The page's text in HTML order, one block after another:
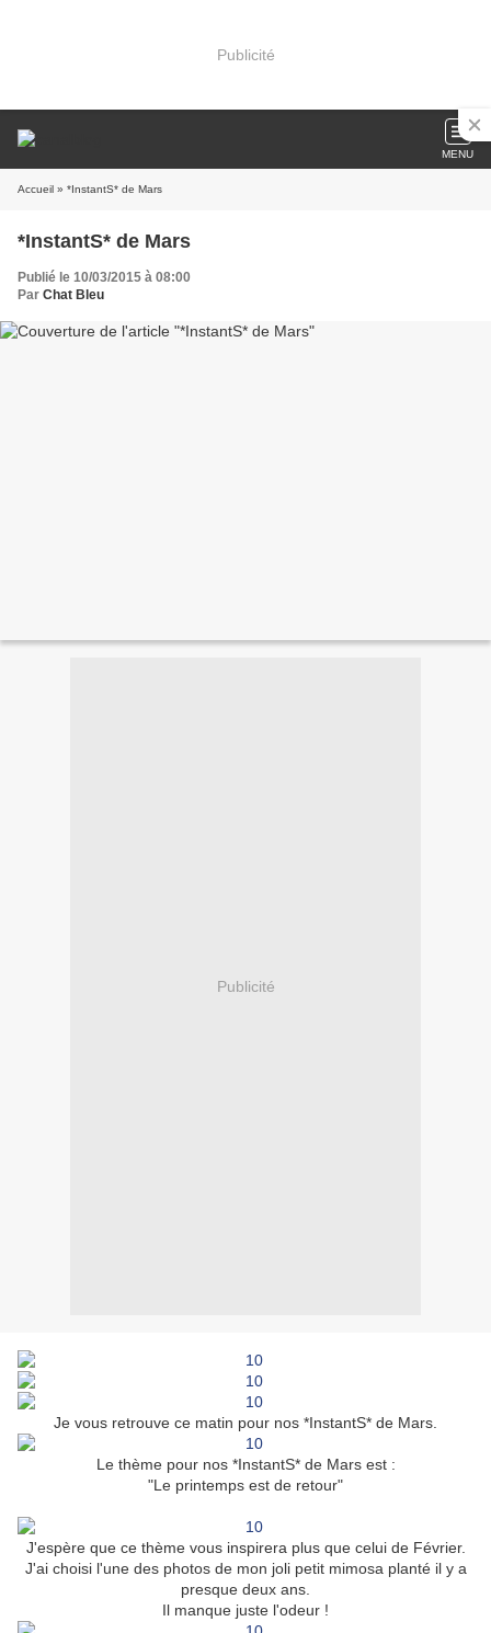
Publicité
MENU
Accueil » *InstantS* de Mars
*InstantS* de Mars
Publié le 10/03/2015 à 08:00
Par Chat Bleu
Publicité
Je vous retrouve ce matin pour nos *InstantS* de Mars.
Le thème pour nos *InstantS* de Mars est :
"Le printemps est de retour"
J'espère que ce thème vous inspirera plus que celui de Février.
J'ai choisi l'une des photos de mon joli petit mimosa planté il y a
presque deux ans.
Il manque juste l'odeur !